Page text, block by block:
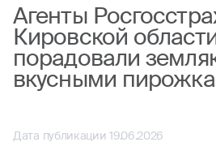
Агенты
Кировской
порадовали
вкусными
Дата публикации 19.06.2026